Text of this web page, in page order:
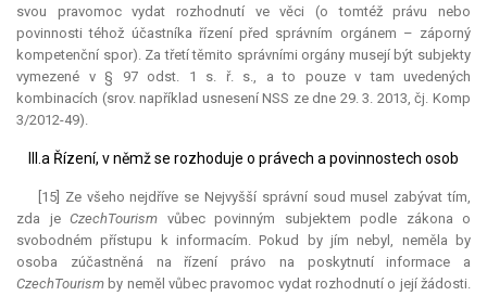
svou pravomoc vydat rozhodnutí ve věci (o tomtéž právu nebo
povinnosti téhož účastníka řízení před správním orgánem – záporný
kompetenční spor). Za třetí těmito správními orgány musejí být subjekty
vymezené v § 97 odst. 1 s. ř. s., a to pouze v tam uvedených
kombinacích (srov. například usnesení NSS ze dne 29. 3. 2013, čj. Komp
3/2012-49).
III.a Řízení, v němž se rozhoduje o právech a povinnostech osob
[15] Ze všeho nejdříve se Nejvyšší správní soud musel zabývat tím,
zda je CzechTourism vůbec povinným subjektem podle zákona o
svobodném přístupu k informacím. Pokud by jím nebyl, neměla by
osoba zúčastněná na řízení právo na poskytnutí informace a
CzechTourism by neměl vůbec pravomoc vydat rozhodnutí o její žádosti.